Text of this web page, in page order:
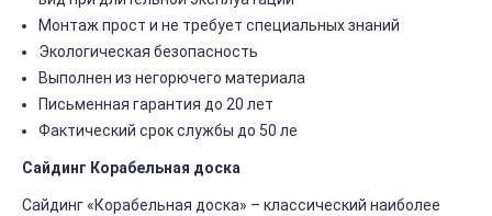
Монтаж прост и не требует специальных знаний
Экологическая безопасность
Выполнен из негорючего материала
Письменная гарантия до 20 лет
Фактический срок службы до 50 ле
Сайдинг Корабельная доска
Сайдинг «Корабельная доска» – классический наиболее